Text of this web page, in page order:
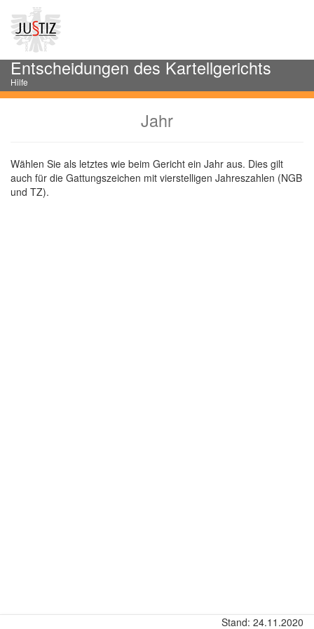
Entscheidungen des Kartellgerichts
Hilfe
Jahr
Wählen Sie als letztes wie beim Gericht ein Jahr aus. Dies gilt
auch für die Gattungszeichen mit vierstelligen Jahreszahlen (NGB
und TZ).
Stand: 24.11.2020